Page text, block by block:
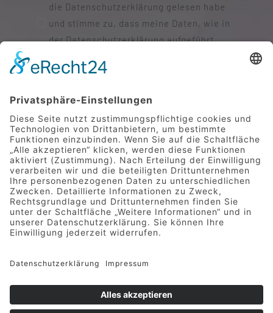
die Datenschutzerklärung gelesen habe
und stimme zu, dass meine Daten, wie in
der Datenschutzerklärung aufgeführt,
SENDEN
Mittelstraße 9 | 49733 Haren
Telefon 05932 7277-0|info@hotel-greive.de